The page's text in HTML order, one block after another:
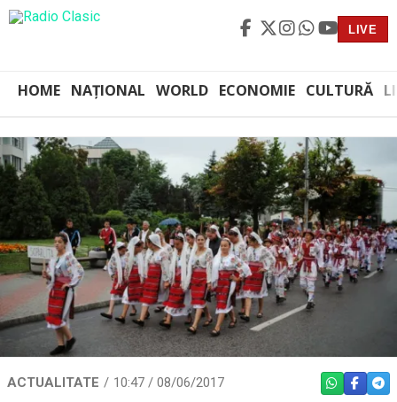
LIVE
HOME NAȚIONAL WORLD ECONOMIE CULTURĂ
ACTUALITATE 10:47 / 08/06/2017 WHATSAPP